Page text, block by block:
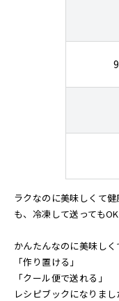
ラクなのに美味しくて
も、冷凍して送っても
かんたんなのに美味し
「作り置ける」
「クール便で送れる」
レシピブックになりまし